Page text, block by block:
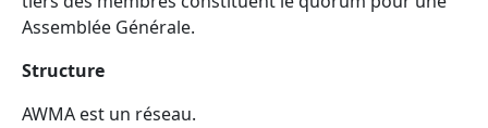
Assemblée Générale.
Structure
AWMA est un réseau.